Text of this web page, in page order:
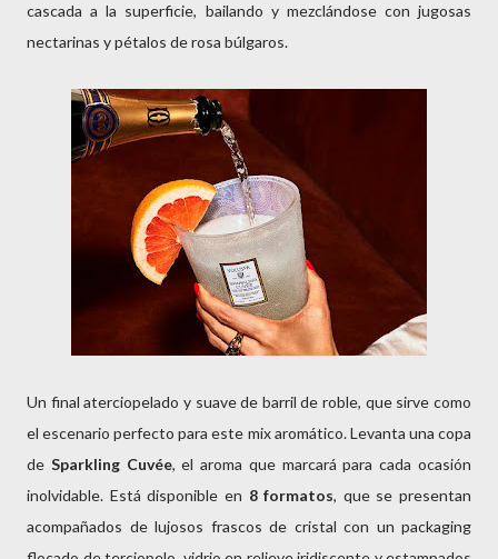
cascada a la superficie, bailando y mezclándose con jugosas
nectarinas y pétalos de rosa búlgaros.
Un final aterciopelado y suave de barril de roble, que sirve como
el escenario perfecto para este mix aromático. Levanta una copa
de Sparkling Cuvée, el aroma que marcará para cada ocasión
inolvidable. Está disponible en 8 formatos, que se presentan
acompañados de lujosos frascos de cristal con un packaging